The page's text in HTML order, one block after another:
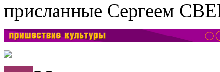
присланные Сергеем